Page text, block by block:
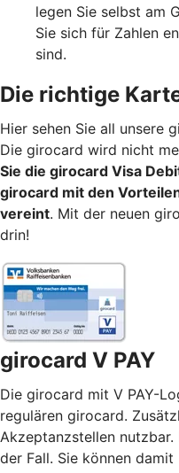
legen Sie selbst am
Sie sich für Zahlen
sind.
Die richtige
Hier sehen Sie all unsere
Die girocard wird nicht
Sie die girocard Visa
girocard mit den
vereint. Mit der neuen
drin!
girocard V PAY
Die girocard mit V PAY-
regulären girocard.
Akzeptanzstellen
der Fall. Sie können damit